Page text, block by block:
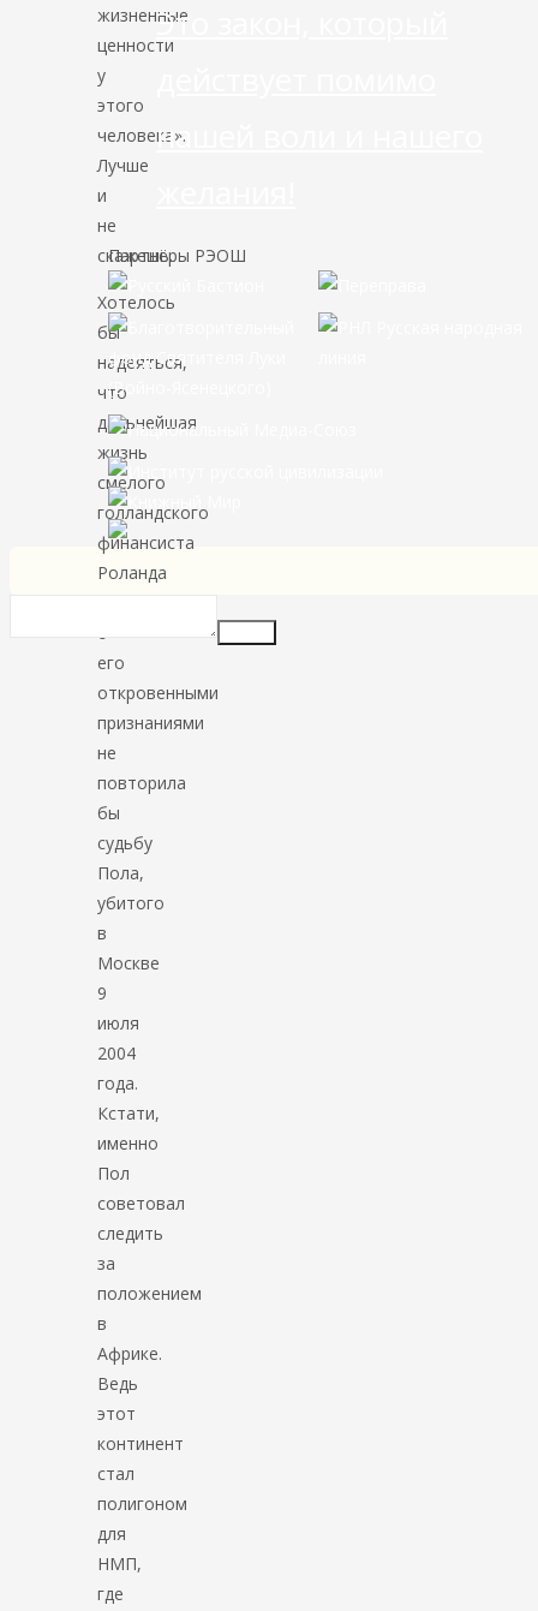
жизненные
ценности
у
этого
человека».
Лучше
и
не
скажешь.
Хотелось
бы
надеяться,
что
дальнейшая
жизнь
смелого
голландского
финансиста
Роланда
с
его
откровенными
признаниями
не
повторила
бы
судьбу
Пола,
убитого
в
Москве
9
июля
2004
года.
Кстати,
именно
Пол
советовал
следить
за
положением
в
Африке.
Ведь
этот
континент
стал
полигоном
для
НМП,
где
Это закон, который
нашей воли и нашего
Партнёры РЭОШ